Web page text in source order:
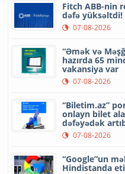
Fitch ABB-nin
dəfə yüksəltdi!
07-08-2026
“Əmək və
hazırda 65
vakansiya var
07-08-2026
“Biletim.az”
onlayn bilet
dəfəyədək
07-08-2026
“Google”un
Hindistanda